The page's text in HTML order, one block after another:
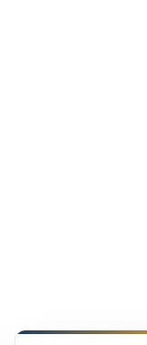
Neubau –
Die werdende